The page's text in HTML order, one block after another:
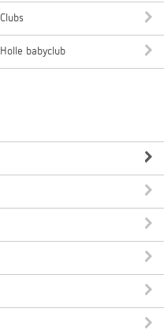
Clubs
Holle babyclub